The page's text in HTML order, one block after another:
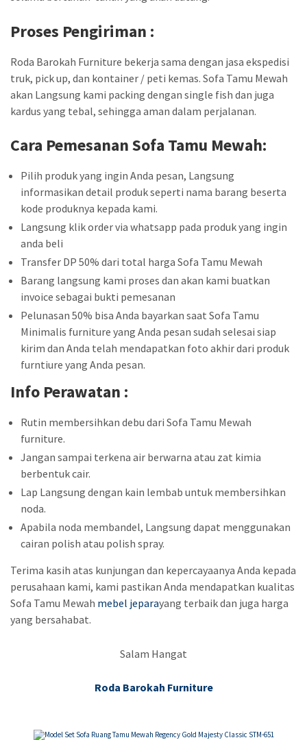
Proses Pengiriman :
Roda Barokah Furniture bekerja sama dengan jasa ekspedisi
truk, pick up, dan kontainer / peti kemas. Sofa Tamu Mewah
akan Langsung kami packing dengan single fish dan juga
kardus yang tebal, sehingga aman dalam perjalanan.
Cara PemesananSofa Tamu Mewah:
Pilih produk yang ingin Anda pesan, Langsung
informasikan detail produk seperti nama barang beserta
kode produknya kepada kami.
Langsung klik order via whatsapp pada produk yang ingin
anda beli
Transfer DP 50% dari total harga Sofa Tamu Mewah
Barang langsung kami proses dan akan kami buatkan
invoice sebagai bukti pemesanan
Pelunasan 50% bisa Anda bayarkan saat Sofa Tamu
Minimalis furniture yang Anda pesan sudah selesai siap
kirim dan Anda telah mendapatkan foto akhir dari produk
furntiure yang Anda pesan.
Info Perawatan :
Rutin membersihkan debu dari Sofa Tamu Mewah
furniture.
Jangan sampai terkena air berwarna atau zat kimia
berbentuk cair.
Lap Langsung dengan kain lembab untuk membersihkan
noda.
Apabila noda membandel, Langsung dapat menggunakan
cairan polish atau polish spray.
Terima kasih atas kunjungan dan kepercayaanya Anda kepada
perusahaan kami, kami pastikan Anda mendapatkan kualitas
Sofa Tamu Mewah mebel jeparayang terbaik dan juga harga
yang bersahabat.
Salam Hangat
Roda Barokah Furniture